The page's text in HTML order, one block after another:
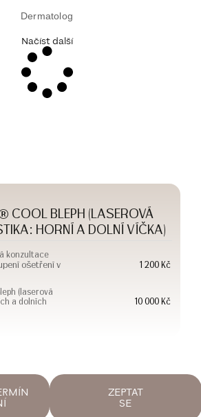
Dermatolog
Načíst další
COOL BLEPH (LASEROVÁ
HORNÍ A DOLNÍ VÍČKA)
konzultace
ošetření v
1 200 Kč
(laserová
a dolních
10 000 Kč
ZEPTAT
SE